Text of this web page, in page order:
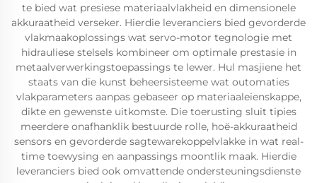
te bied wat presiese materiaalvlakheid en dimensionele
akkuraatheid verseker. Hierdie leveranciers bied gevorderde
vlakmaakoplossings wat servo-motor tegnologie met
hidrauliese stelsels kombineer om optimale prestasie in
metaalverwerkingstoepassings te lewer. Hul masjiene het
staats van die kunst beheersisteeme wat outomaties
vlakparameters aanpas gebaseer op materiaaleienskappe,
dikte en gewenste uitkomste. Die toerusting sluit tipies
meerdere onafhanklik bestuurde rolle, hoë-akkuraatheid
sensors en gevorderde sagtewarekoppelvlakke in wat real-
time toewysing en aanpassings moontlik maak. Hierdie
leveranciers bied ook omvattende ondersteuningsdienste